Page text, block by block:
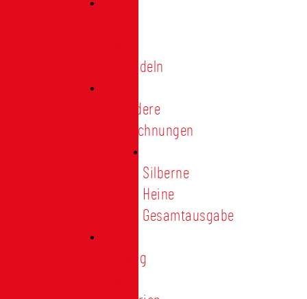
Treunadeln
Besondere
Auszeichnungen
Silberne
Heine
Gesamtausgabe
Satzung